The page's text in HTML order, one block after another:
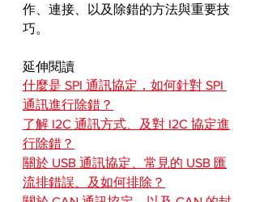
作、連接、以及除錯的方法與重要技
巧。
延伸閱讀
什麼是 SPI 通訊協定，如何針對 SPI
通訊進行除錯？
了解 I2C 通訊方式、及對 I2C 協定進
行除錯？
關於 USB 通訊協定、常見的 USB 匯
流排錯誤、及如何排除？